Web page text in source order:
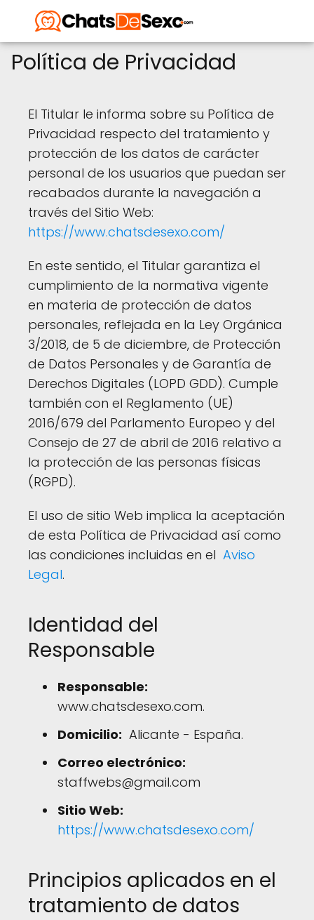
Política de Privacidad
El Titular le informa sobre su Política de
Privacidad respecto del tratamiento y
protección de los datos de carácter
personal de los usuarios que puedan ser
recabados durante la navegación a
través del Sitio Web:
https://www.chatsdesexo.com/
En este sentido, el Titular garantiza el
cumplimiento de la normativa vigente
en materia de protección de datos
personales, reflejada en la Ley Orgánica
3/2018, de 5 de diciembre, de Protección
de Datos Personales y de Garantía de
Derechos Digitales (LOPD GDD). Cumple
también con el Reglamento (UE)
2016/679 del Parlamento Europeo y del
Consejo de 27 de abril de 2016 relativo a
la protección de las personas físicas
(RGPD).
El uso de sitio Web implica la aceptación
de esta Política de Privacidad así como
las condiciones incluidas en el Aviso
Legal.
Identidad del
Responsable
Responsable:
www.chatsdesexo.com.
Domicilio: Alicante - España.
Correo electrónico:
staffwebs@gmail.com
Sitio Web:
https://www.chatsdesexo.com/
Principios aplicados en el
tratamiento de datos